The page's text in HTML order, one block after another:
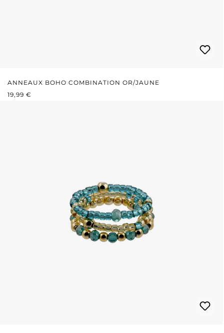
ANNEAUX BOHO COMBINATION OR/JAUNE
PRIX RÉGULIER :
19,99 €